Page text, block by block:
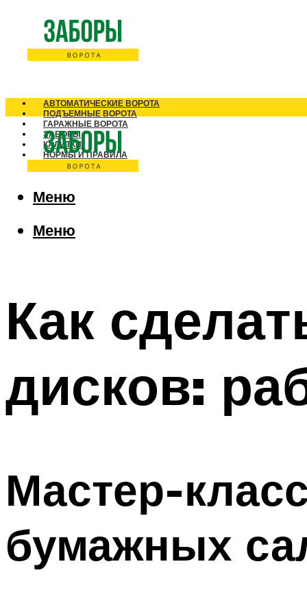
АВТОМАТИЧЕСКИЕ ВОРОТА
ПОДЪЕМНЫЕ ВОРОТА
ГАРАЖНЫЕ ВОРОТА
ЗАБОРЫ
КАЛИТКИ
НОРМЫ И ПРАВИЛА
Меню
Меню
Как
дисков:
Мастер-
бумажных